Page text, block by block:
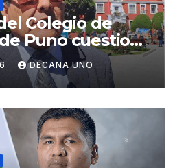
Colegio de
Puno cuestiona
sobre seguridad
DECANA UNO